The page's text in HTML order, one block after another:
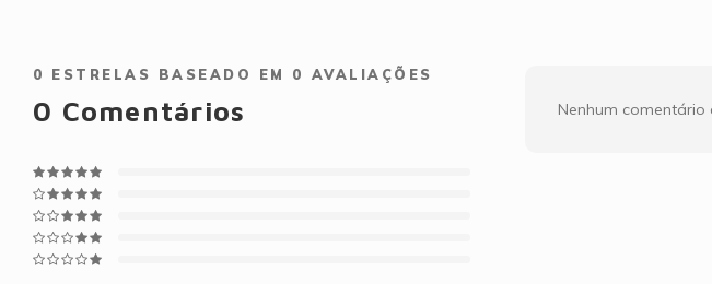
0 ESTRELAS BASEADO EM 0 AVALIAÇÕES
0 Comentários Nenhum comentário